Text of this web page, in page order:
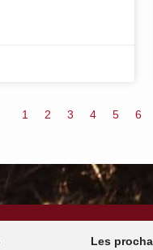
1 2 3 4 5 6
Les